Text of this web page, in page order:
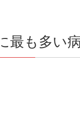
最も多い